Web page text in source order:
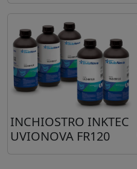
INCHIOSTRO INKTEC
UVIONOVA FR120